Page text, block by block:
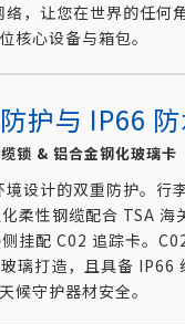
，让您在世界的任何
核心设备与箱包。
护与 IP66
锁 & 铝合金钢化玻璃卡
设计的双重防护。行
柔性钢缆配合 TSA 海
挂配 C02 追踪卡。
璃打造，且具备 IP66
候守护器材安全。